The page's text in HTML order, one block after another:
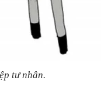
tư nhân.